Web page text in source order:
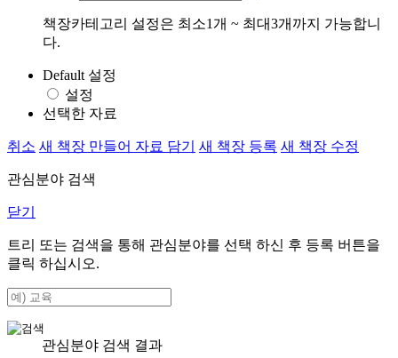
책장카테고리 설정은 최소1개 ~ 최대3개까지 가능합니
다.
Default 설정
설정
선택한 자료
취소 새 책장 만들어 자료 담기 새 책장 등록 새 책장 수정
관심분야 검색
닫기
트리 또는 검색을 통해 관심분야를 선택 하신 후 등록 버튼을
클릭 하십시오.
관심분야 검색 결과